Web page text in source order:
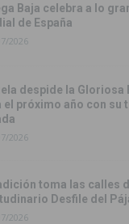
Baja celebra a lo
de España
2026
despide la Gloriosa
el próximo año con su
2026
toma las calles
Desfile del
2026